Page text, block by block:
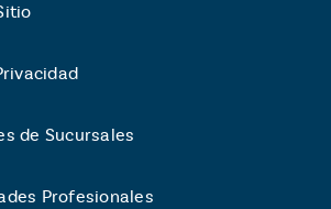
de Sucursales
Profesionales